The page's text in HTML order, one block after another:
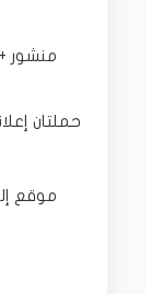
حملتان
موقع